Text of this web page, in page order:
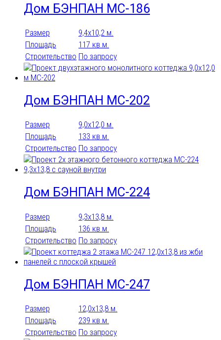
Гостевой
Дуплекс
Квадрохаус
Коттедж
Таунхаус
Триплекс
Количество санузлов
0 1 1 санузел 12
2 санузла
20
4
4 санузла
6
6 санузлов
8
Хозяйский санузел
Подобрать
Дом БЭНПАН МС-186
Размер
9,4х10,2 м.
Площадь
117 кв.м.
Строительство По запросу
Дом БЭНПАН МС-202
Размер
9,0х12,0 м.
Площадь
133 кв.м.
Строительство По запросу
Дом БЭНПАН МС-224
Размер
9,3х13,8 м.
Площадь
136 кв.м.
Строительство По запросу
Дом БЭНПАН МС-247
Размер
12,0х13,8 м.
Площадь
239 кв.м.
Строительство По запросу